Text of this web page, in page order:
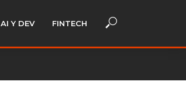
AI Y DEV FINTECH